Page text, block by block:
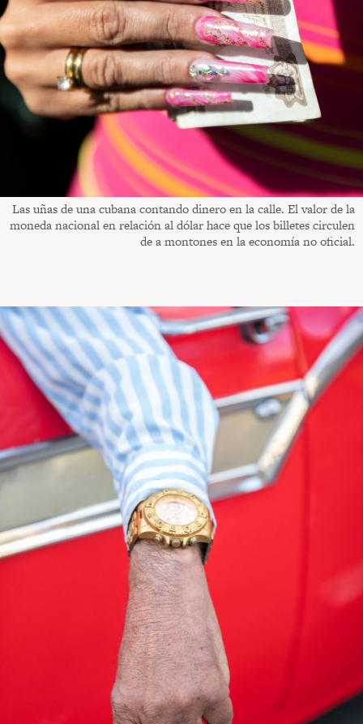
Las uñas de una cubana contando dinero en la calle. El valor de la
moneda nacional en relación al dólar hace que los billetes circulen
de a montones en la economía no oficial.